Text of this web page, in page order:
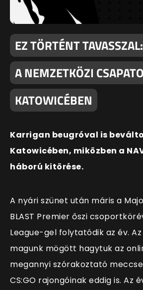
EZ TÖRTÉNT
A NEMZETKÖZI
KATOWICÉBEN
Karrigan beugróval is
Katowicében, miközben a
háború kitörése.
A nyári szünet után máris a
BLAST Premier őszi
League-gel folytatódik az év.
magunk mögött hagytuk az
megannyi szórakoztató
CS:GO rajongóinak eddig is. Az